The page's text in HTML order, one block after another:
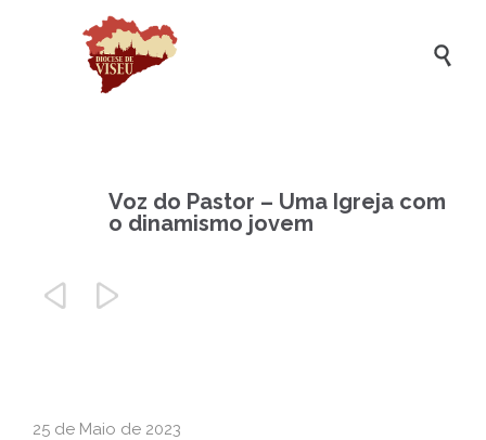

Voz do Pastor – Uma Igreja com
o dinamismo jovem
 
25 de Maio de 2023